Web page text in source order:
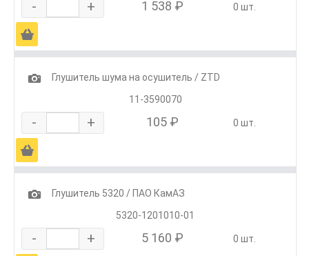
- + 1 538 ₽ 0 шт.
Ä
1
Глушитель шума на осушитель / ZTD
11-3590070
- + 105 ₽ 0 шт.
Ä
1
Глушитель 5320 / ПАО КамАЗ
5320-1201010-01
- + 5 160 ₽ 0 шт.